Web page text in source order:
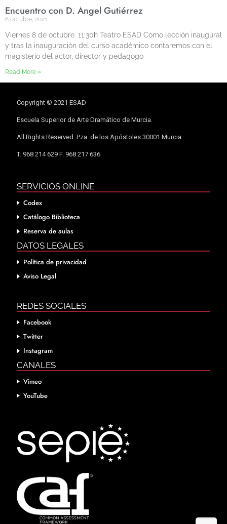
Encuentro con D. Ángel Gutiérrez
6 octubre, 2021
Viernes 8 de octubre. 11:30h Teatro ESAD Como lección inaugural
y tras la inauguración del curso académico contaremos con el
magisterio del actor, director y pedagogo
Read More »
Copyright © 2021 ESAD
Escuela Superior de Arte Dramático de Murcia.
All Rights Reserved. Pza. de los Apóstoles 30001 Murcia.
T. 968 214 629 F. 968 217 636
SERVICIOS ONLINE
Codex
Catálogo Biblioteca
Reserva de aulas
DATOS LEGALES
Política de privacidad
Aviso Legal
REDES SOCIALES
Facebook
Twitter
Instagram
CANALES
Vimeo
YouTube